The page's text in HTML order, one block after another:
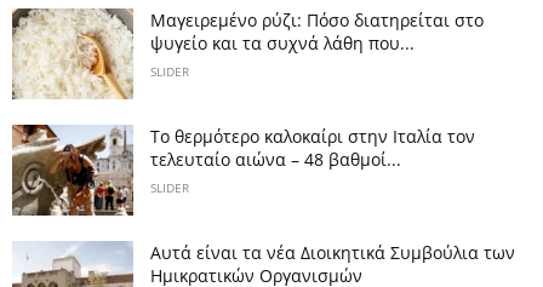
Μαγειρεμένο ρύζι: Πόσο διατηρείται στο
ψυγείο και τα συχνά λάθη που...
SLIDER
Το θερμότερο καλοκαίρι στην Ιταλία τον
τελευταίο αιώνα – 48 βαθμοί...
SLIDER
Αυτά είναι τα νέα Διοικητικά Συμβούλια των
Ημικρατικών Οργανισμών